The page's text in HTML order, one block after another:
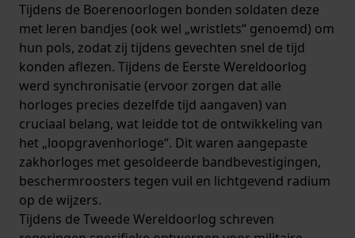
Tijdens de Boerenoorlogen bonden soldaten deze
met leren bandjes (ook wel „wristlets“ genoemd) om
hun pols, zodat zij tijdens gevechten snel de tijd
konden aflezen. Tijdens de Eerste Wereldoorlog
werd synchronisatie (ervoor zorgen dat alle
horloges precies dezelfde tijd aangaven) van
cruciaal belang, wat leidde tot de ontwikkeling van
het „loopgravenhorloge“. Dit waren aangepaste
zakhorloges met gesoldeerde bandbevestigingen,
beschermroosters tegen vuil en lichtgevend radium
op de wijzers.
Tijdens de Tweede Wereldoorlog schreven